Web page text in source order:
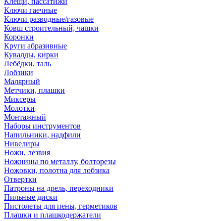
Ключи гаечные
Ключи разводные/газовые
Ковш строительный, чашки
Коронки
Круги абразивные
Кувалды, кирки
Лебёдки, таль
Лобзики
Малярный
Метчики, плашки
Миксеры
Молотки
Монтажный
Наборы инструментов
Напильники, надфили
Нивелиры
Ножи, лезвия
Ножницы по металлу, болторезы
Ножовки, полотна для лобзика
Отвертки
Патроны на дрель, переходники
Пильные диски
Пистолеты для пены, герметиков
Плашки и плашкодержатели